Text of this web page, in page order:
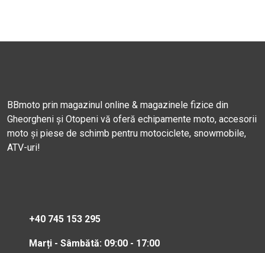
BBmoto prin magazinul online & magazinele fizice din
Gheorgheni și Otopeni vă oferă echipamente moto, accesorii
moto și piese de schimb pentru motociclete, snowmobile,
ATV-uri!
+40 745 153 295
Marți - Sâmbătă: 09:00 - 17:00